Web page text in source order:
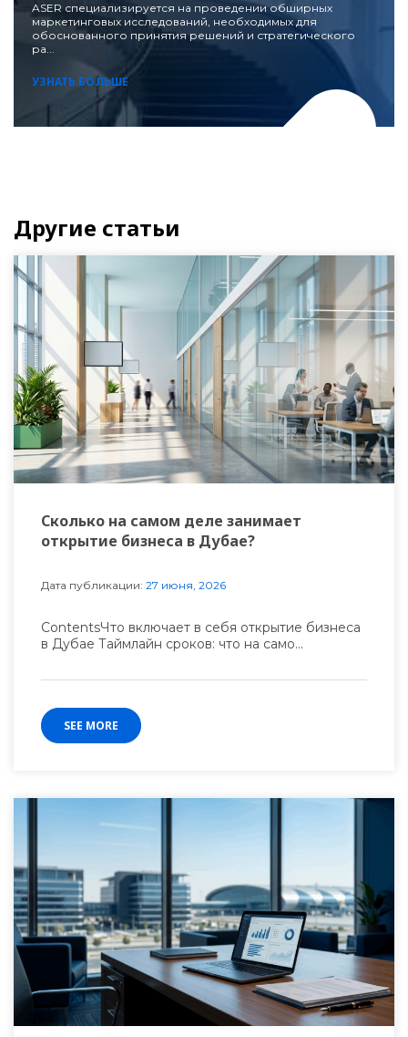
ASER специализируется на проведении обширных
маркетинговых исследований, необходимых для
обоснованного принятия решений и стратегического
ра...
УЗНАТЬ БОЛЬШЕ
Другие статьи
Сколько на самом деле занимает
открытие бизнеса в Дубае?
Дата публикации: 27 июня, 2026
ContentsЧто включает в себя открытие бизнеса
в Дубае Таймлайн сроков: что на само...
SEE MORE